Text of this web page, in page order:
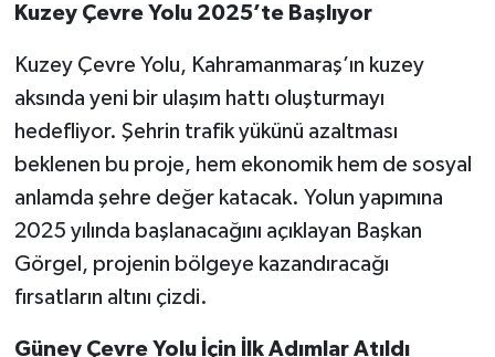
Kuzey Çevre Yolu 2025’te Başlıyor
Kuzey Çevre Yolu, Kahramanmaraş’ın kuzey
aksında yeni bir ulaşım hattı oluşturmayı
hedefliyor. Şehrin trafik yükünü azaltması
beklenen bu proje, hem ekonomik hem de sosyal
anlamda şehre değer katacak. Yolun yapımına
2025 yılında başlanacağını açıklayan Başkan
Görgel, projenin bölgeye kazandıracağı
fırsatların altını çizdi.
Güney Çevre Yolu İçin İlk Adımlar Atıldı